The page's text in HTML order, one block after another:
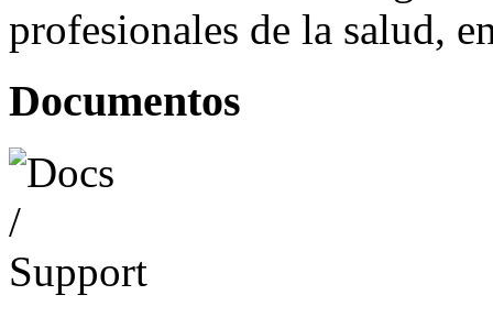
profesionales de la salud,
Documentos